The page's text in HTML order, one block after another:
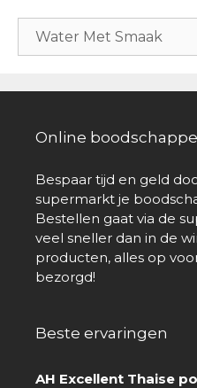
Online
Bespaar tijd en geld
supermarkt je
Bestellen gaat via de
veel sneller dan in de
producten, alles op
bezorgd!
Beste ervaringen
AH Excellent Thaise